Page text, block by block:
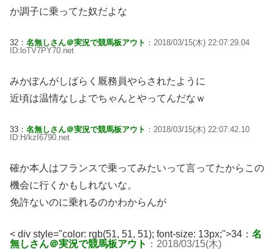
か調子に乗ってた奴だよな
32： 名無しさん＠実況で競馬板アウト ：2018/03/15(木) 22:07:29.04
ID:loTV7PY70.net
みかぽんがしばらく厩務員やらされたように
近頃は温情なしよでちゃんとやってんだなｗ
33： 名無しさん＠実況で競馬板アウト ：2018/03/15(木) 22:07:42.10
ID:H/kzI6790.net
確か本人はフランスで乗ってみたいって言ってたからこの
機会に行くかもしれないな。
免許ないのに乗れるのかわからんが
< div style="color: rgb(51, 51, 51); font-size: 13px;">34： 名
無しさん＠実況で競馬板アウト ：2018/03/15(木)